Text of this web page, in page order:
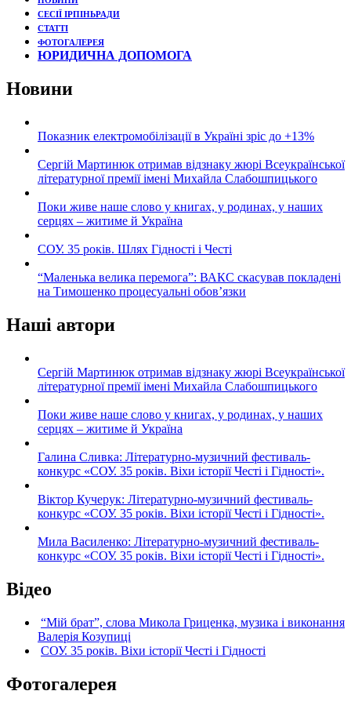
СЕСІЇ ІРПІНЬРАДИ
СТАТТІ
ФОТОГАЛЕРЕЯ
ЮРИДИЧНА ДОПОМОГА
Новини
Показник електромобілізації в Україні зріс до +13%
Сергій Мартинюк отримав відзнаку жюрі Всеукраїнської
літературної премії імені Михайла Слабошпицького
Поки живе наше слово у книгах, у родинах, у наших
серцях – житиме й Україна
СОУ. 35 років. Шлях Гідності і Честі
“Маленька велика перемога”: ВАКС скасував покладені
на Тимошенко процесуальні обов’язки
Наші автори
Сергій Мартинюк отримав відзнаку жюрі Всеукраїнської
літературної премії імені Михайла Слабошпицького
Поки живе наше слово у книгах, у родинах, у наших
серцях – житиме й Україна
Галина Сливка: Літературно-музичний фестиваль-
конкурс «СОУ. 35 років. Віхи історії Честі і Гідності».
Віктор Кучерук: Літературно-музичний фестиваль-
конкурс «СОУ. 35 років. Віхи історії Честі і Гідності».
Мила Василенко: Літературно-музичний фестиваль-
конкурс «СОУ. 35 років. Віхи історії Честі і Гідності».
Відео
“Мій брат”, слова Микола Гриценка, музика і виконання
Валерія Козупиці
СОУ. 35 років. Віхи історії Честі і Гідності
Фотогалерея